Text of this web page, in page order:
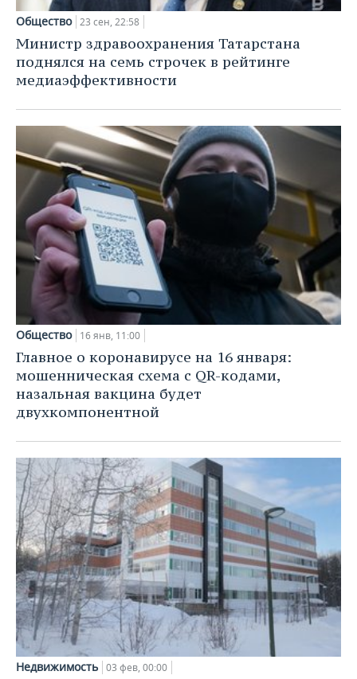
Общество 23 сен, 22:58
Министр здравоохранения Татарстана
поднялся на семь строчек в рейтинге
медиаэффективности
Общество 16 янв, 11:00
Главное о коронавирусе на 16 января:
мошенническая схема с QR-кодами,
назальная вакцина будет
двухкомпонентной
Недвижимость 03 фев, 00:00